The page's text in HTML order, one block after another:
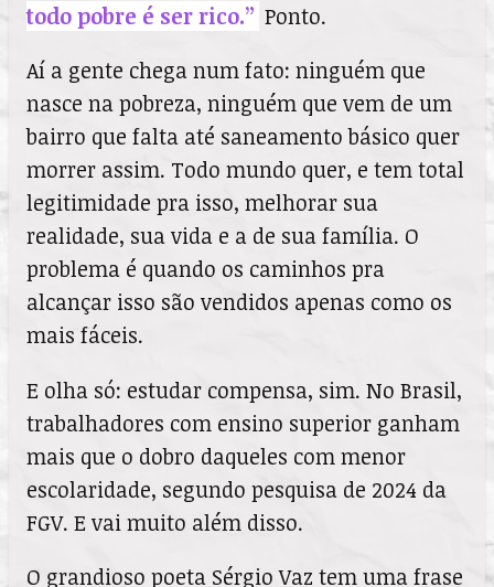
todo pobre é ser rico.” Ponto.
Aí a gente chega num fato: ninguém que
nasce na pobreza, ninguém que vem de um
bairro que falta até saneamento básico quer
morrer assim. Todo mundo quer, e temtotal
legitimidade pra isso, melhorar sua
realidade, sua vida e a de sua família. O
problema é quando os caminhos pra
alcançar isso são vendidos apenas como os
mais fáceis.
E olha só: estudar compensa, sim. No Brasil,
trabalhadores com ensino superior ganham
mais que o dobro daqueles com menor
escolaridade, segundo pesquisa de 2024 da
FGV. E vai muito além disso.
O grandioso poeta Sérgio Vaz tem uma frase